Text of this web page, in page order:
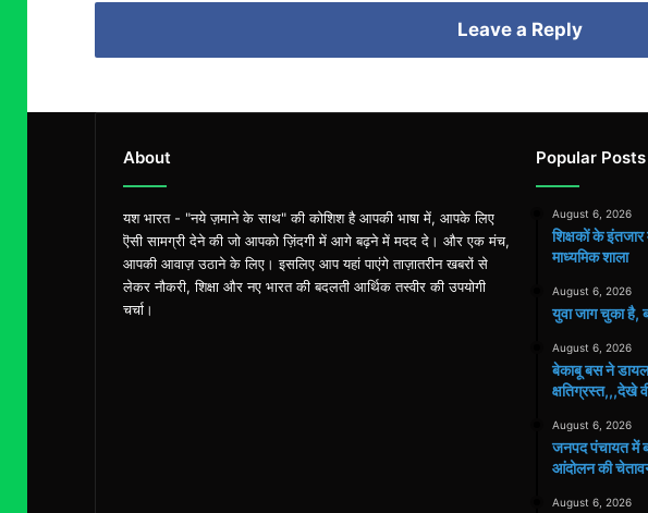
Leave a Reply
About
यश भारत - "नये ज़माने के साथ" की कोशिश है आपकी भाषा में, आपके लिए
ऎसी सामग्री देने की जो आपको ज़िंदगी में आगे बढ़ने में मदद दे। और एक मंच,
आपकी आवाज़ उठाने के लिए। इसलिए आप यहां पाएंगे ताज़ातरीन खबरों से
लेकर नौकरी, शिक्षा और नए भारत की बदलती आर्थिक तस्वीर की उपयोगी
चर्चा।
Popular Posts
August 6, 2026
शिक्षकों के इंतजार
माध्यमिक शाला
August 6, 2026
युवा जाग चुका है,
August 6, 2026
बेकाबू बस ने
क्षतिग्रस्त,,,देखे
August 6, 2026
जनपद पंचायत में
आंदोलन की
August 6, 2026